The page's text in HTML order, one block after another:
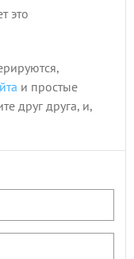
это
и простые
друг друга, и,